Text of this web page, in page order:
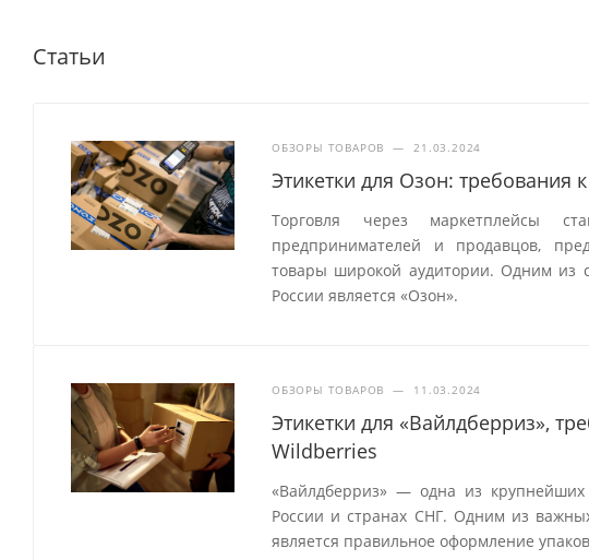
Статьи
ОБЗОРЫ ТОВАРОВ — 21.03.2024
Этикетки для Озон: требования
Торговля через маркетплейсы
предпринимателей и продавцов,
товары широкой аудитории. Одним из
России является «Озон».
ОБЗОРЫ ТОВАРОВ — 11.03.2024
Этикетки для «Вайлдберриз»,
Wildberries
«Вайлдберриз» — одна из
России и странах СНГ. Одним из
является правильное оформление